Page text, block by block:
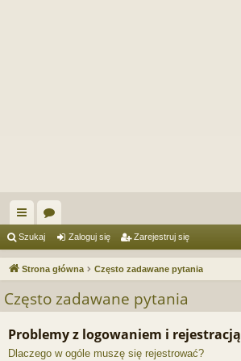
ię
ce
…
or
a
Szukaj Zaloguj się Zarejestruj się
Strona główna Często zadawane pytania
Często zadawane pytania
Problemy z logowaniem i rejestracją
Dlaczego w ogóle muszę się rejestrować?